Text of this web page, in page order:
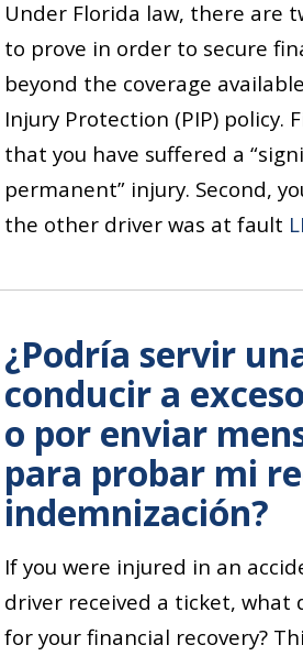
Under Florida law, there are
to prove in order to secure
beyond the coverage
Injury Protection (PIP) policy.
that you have suffered a
permanent” injury. Second,
the other driver was at fault
¿Podría servir
conducir a
o por enviar
para probar mi
indemnización?
If you were injured in an
driver received a ticket, what
for your financial recovery?